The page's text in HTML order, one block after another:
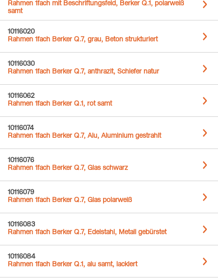
Rahmen 1fach mit Beschriftungsfeld, Berker Q.1, polarweiß
samt
10116020
Rahmen 1fach Berker Q.7, grau, Beton strukturiert
10116030
Rahmen 1fach Berker Q.7, anthrazit, Schiefer natur
10116062
Rahmen 1fach Berker Q.1, rot samt
10116074
Rahmen 1fach Berker Q.7, Alu, Aluminium gestrahlt
10116076
Rahmen 1fach Berker Q.7, Glas schwarz
10116079
Rahmen 1fach Berker Q.7, Glas polarweiß
10116083
Rahmen 1fach Berker Q.7, Edelstahl, Metall gebürstet
10116084
Rahmen 1fach Berker Q.1, alu samt, lackiert